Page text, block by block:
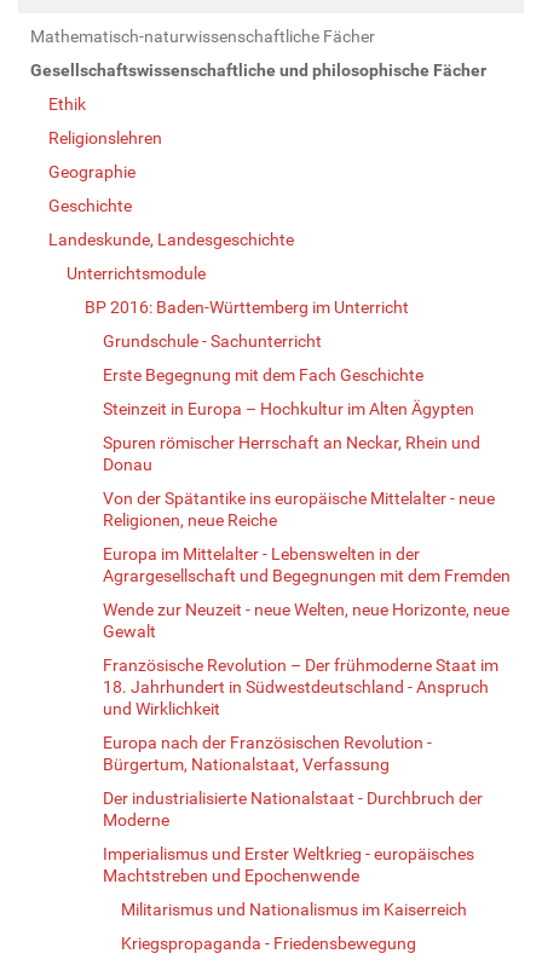
Mathematisch-naturwissenschaftliche Fächer
Gesellschaftswissenschaftliche und philosophische Fächer
Ethik
Religionslehren
Geographie
Geschichte
Landeskunde, Landesgeschichte
Unterrichtsmodule
BP 2016: Baden-Württemberg im Unterricht
Grundschule - Sachunterricht
Erste Begegnung mit dem Fach Geschichte
Steinzeit in Europa – Hochkultur im Alten Ägypten
Spuren römischer Herrschaft an Neckar, Rhein und
Donau
Von der Spätantike ins europäische Mittelalter - neue
Religionen, neue Reiche
Europa im Mittelalter - Lebenswelten in der
Agrargesellschaft und Begegnungen mit dem Fremden
Wende zur Neuzeit - neue Welten, neue Horizonte, neue
Gewalt
Französische Revolution – Der frühmoderne Staat im
18. Jahrhundert in Südwestdeutschland - Anspruch
und Wirklichkeit
Europa nach der Französischen Revolution -
Bürgertum, Nationalstaat, Verfassung
Der industrialisierte Nationalstaat - Durchbruch der
Moderne
Imperialismus und Erster Weltkrieg - europäisches
Machtstreben und Epochenwende
Militarismus und Nationalismus im Kaiserreich
Kriegspropaganda - Friedensbewegung